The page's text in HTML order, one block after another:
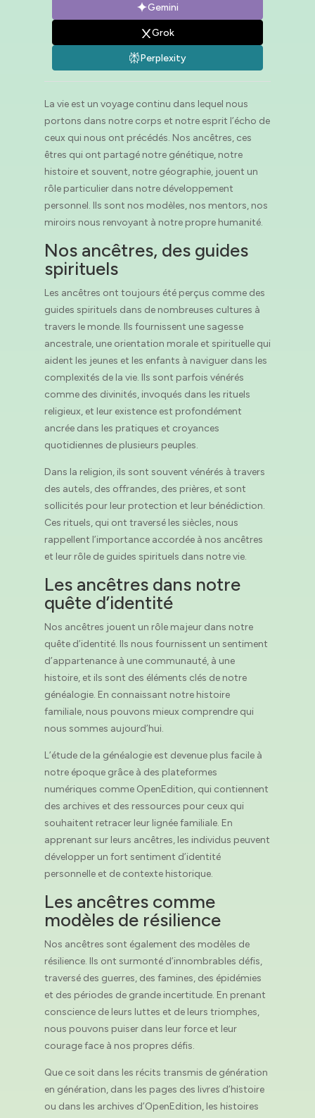
Gemini
Grok
Perplexity
La vie est un voyage continu dans lequel nous
portons dans notre corps et notre esprit l’écho de
ceux qui nous ont précédés. Nos ancêtres, ces
êtres qui ont partagé notre génétique, notre
histoire et souvent, notre géographie, jouent un
rôle particulier dans notre développement
personnel. Ils sont nos modèles, nos mentors, nos
miroirs nous renvoyant à notre propre humanité.
Nos ancêtres, des guides
spirituels
Les ancêtres ont toujours été perçus comme des
guides spirituels dans de nombreuses cultures à
travers le monde. Ils fournissent une sagesse
ancestrale, une orientation morale et spirituelle qui
aident les jeunes et les enfants à naviguer dans les
complexités de la vie. Ils sont parfois vénérés
comme des divinités, invoqués dans les rituels
religieux, et leur existence est profondément
ancrée dans les pratiques et croyances
quotidiennes de plusieurs peuples.
Dans la religion, ils sont souvent vénérés à travers
des autels, des offrandes, des prières, et sont
sollicités pour leur protection et leur bénédiction.
Ces rituels, qui ont traversé les siècles, nous
rappellent l’importance accordée à nos ancêtres
et leur rôle de guides spirituels dans notre vie.
Les ancêtres dans notre
quête d’identité
Nos ancêtres jouent un rôle majeur dans notre
quête d’identité. Ils nous fournissent un sentiment
d’appartenance à une communauté, à une
histoire, et ils sont des éléments clés de notre
généalogie. En connaissant notre histoire
familiale, nous pouvons mieux comprendre qui
nous sommes aujourd’hui.
L’étude de la généalogie est devenue plus facile à
notre époque grâce à des plateformes
numériques comme OpenEdition, qui contiennent
des archives et des ressources pour ceux qui
souhaitent retracer leur lignée familiale. En
apprenant sur leurs ancêtres, les individus peuvent
développer un fort sentiment d’identité
personnelle et de contexte historique.
Les ancêtres comme
modèles de résilience
Nos ancêtres sont également des modèles de
résilience. Ils ont surmonté d’innombrables défis,
traversé des guerres, des famines, des épidémies
et des périodes de grande incertitude. En prenant
conscience de leurs luttes et de leurs triomphes,
nous pouvons puiser dans leur force et leur
courage face à nos propres défis.
Que ce soit dans les récits transmis de génération
en génération, dans les pages des livres d’histoire
ou dans les archives d’OpenEdition, les histoires